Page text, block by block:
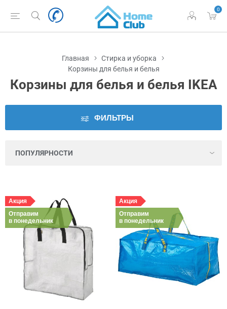
0
Наличие
во
Производитель
Цвет
Глубина
Диаметр
Главная
Стирка и уборка
Корзины для белья и белья
Корзины для белья и белья IKEA
ФИЛЬТРЫ
Акция
Отправим
в понедельник
Акция
Отправим
в понедельник